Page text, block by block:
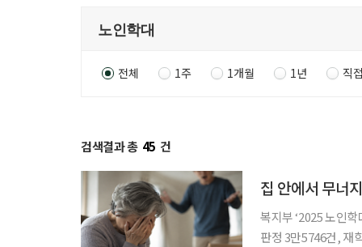
전체 1주 1개월 1년 직
검색결과 총 45 건
집 안에서 무너
복지부 ‘2025 노인
판정 3만5746건, 재학대